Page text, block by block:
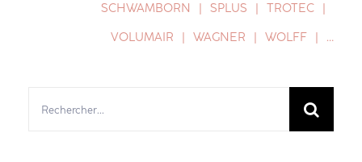
SCHWAMBORN
SPLUS
TROTEC
VOLUMAIR
WAGNER WOLFF …